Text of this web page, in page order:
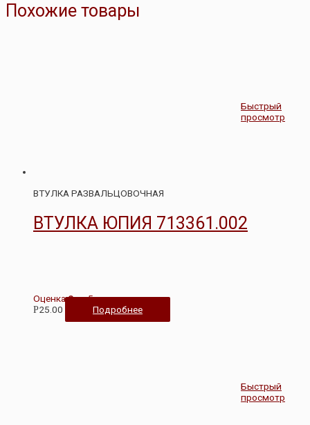
Похожие товары
Быстрый
просмотр
ВТУЛКА РАЗВАЛЬЦОВОЧНАЯ
ВТУЛКА ЮПИЯ 713361.002
Оценка0из 5
Р25.00 Подробнее
Быстрый
просмотр